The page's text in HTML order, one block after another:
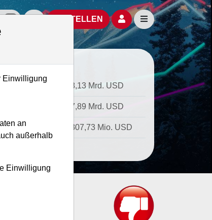
Social Media-Accounts
Aktien- und Artikelsuche öffnen
BESTELLEN Seitennavigation
8,13 Mrd. USD
7,89 Mrd. USD
307,73 Mio. USD
Einwilligung
an
außerhalb
Einwilligung